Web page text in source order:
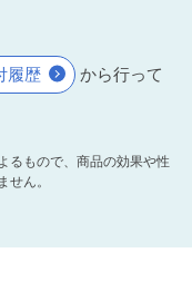
履歴
から行って
るもので、商品の効果や性
せん。